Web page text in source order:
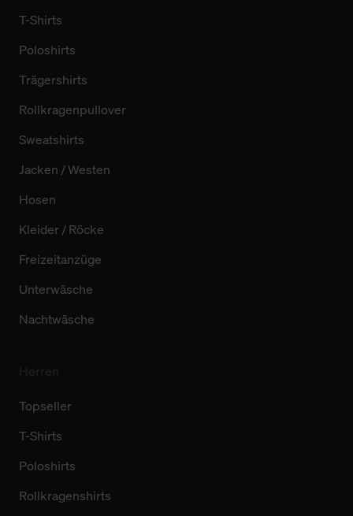
T-Shirts
Poloshirts
Trägershirts
Rollkragenpullover
Sweatshirts
Jacken / Westen
Hosen
Kleider / Röcke
Freizeitanzüge
Unterwäsche
Nachtwäsche
Topseller
T-Shirts
Poloshirts
Rollkragenshirts